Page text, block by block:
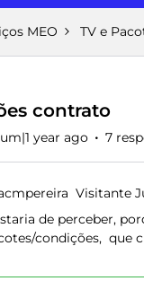
MEO TV e
contrato
year ago 7
Visitante
de perceber,
condições, que